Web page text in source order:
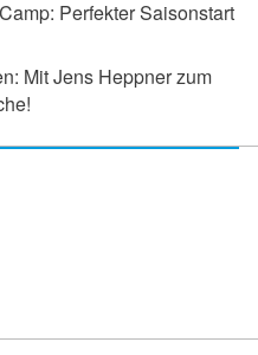
Perfekter Saisonstart
Mit Jens Heppner zum